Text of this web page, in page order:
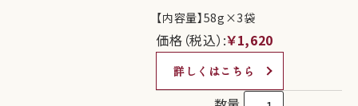
【内容量】58g×3袋
価格（税込）:￥1,620
詳しくはこちら